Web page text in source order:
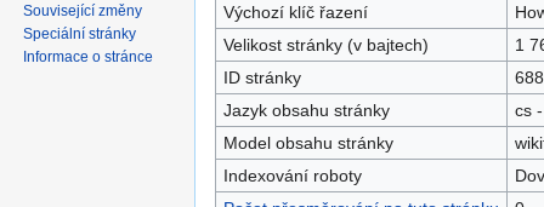
Výchozí klíč řazení
Velikost stránky (v bajtech)
1
ID stránky
688
Jazyk obsahu stránky
cs
Model obsahu stránky
Indexování roboty
Související změny
Speciální stránky
Informace o stránce